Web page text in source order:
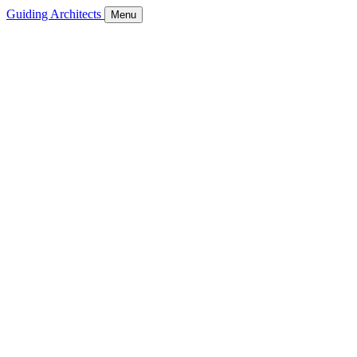
Guiding Architects Menu